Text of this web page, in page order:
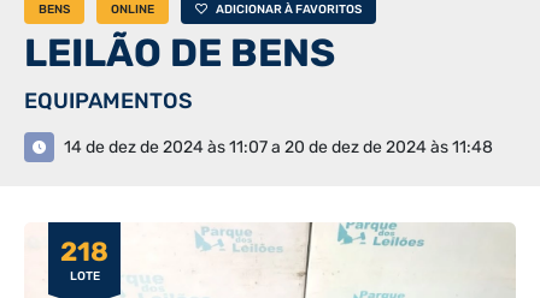
BENS ONLINE ADICIONAR À FAVORITOS
LEILÃO DE BENS
EQUIPAMENTOS
14 de dez de 2024 às 11:07 a 20 de dez de 2024 às 11:48
218
LOTE